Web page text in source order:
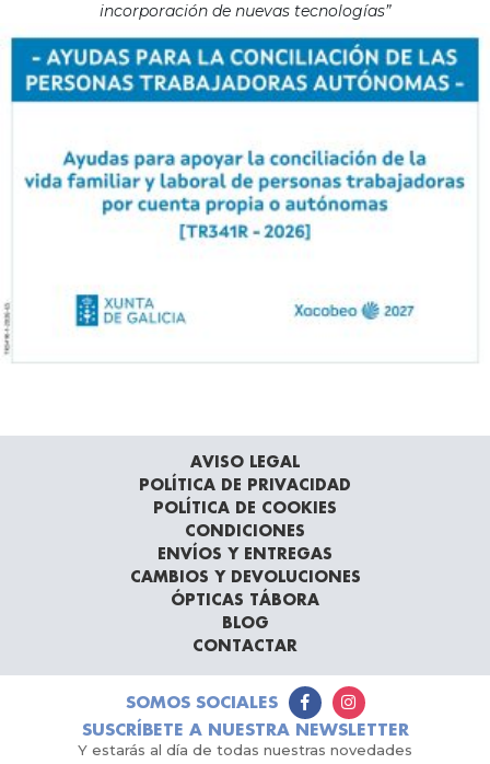
incorporación de nuevas tecnologías”
AVISO LEGAL
POLÍTICA DE PRIVACIDAD
POLÍTICA DE COOKIES
CONDICIONES
ENVÍOS Y ENTREGAS
CAMBIOS Y DEVOLUCIONES
ÓPTICAS TÁBORA
BLOG
CONTACTAR
SOMOS SOCIALES
SUSCRÍBETE A NUESTRA NEWSLETTER
Y estarás al día de todas nuestras novedades